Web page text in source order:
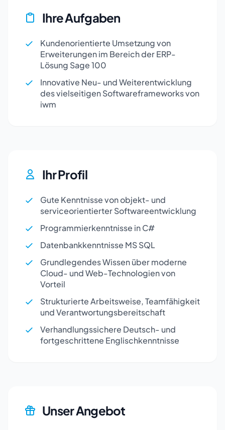
Ihre Aufgaben
Kundenorientierte Umsetzung von
Erweiterungen im Bereich der ERP-
Lösung Sage 100
Innovative Neu- und Weiterentwicklung
des vielseitigen Softwareframeworks von
iwm
Ihr Profil
Gute Kenntnisse von objekt- und
serviceorientierter Softwareentwicklung
Programmierkenntnisse in C#
Datenbankkenntnisse MS SQL
Grundlegendes Wissen über moderne
Cloud- und Web-Technologien von
Vorteil
Strukturierte Arbeitsweise, Teamfähigkeit
und Verantwortungsbereitschaft
Verhandlungssichere Deutsch- und
fortgeschrittene Englischkenntnisse
Unser Angebot